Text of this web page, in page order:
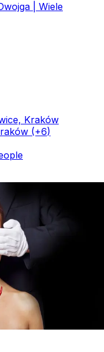
| Wiele
Kraków
(+6)